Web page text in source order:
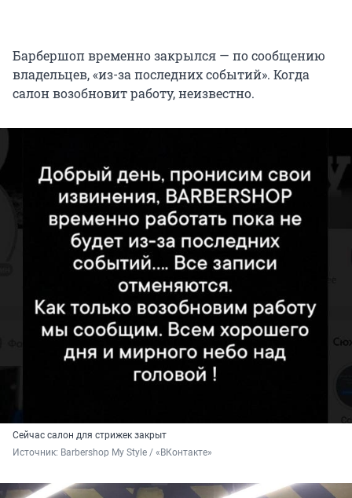
Барбершоп временно закрылся — по сообщению
владельцев, «из-за последних событий». Когда
салон возобновит работу, неизвестно.
Сейчас салон для стрижек закрыт
Источник: Barbershop My Style / «ВКонтакте»